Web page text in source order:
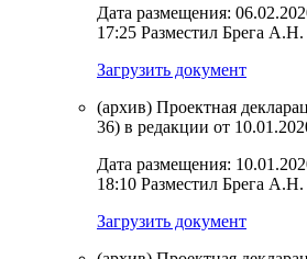
Дата размещения:
17:25 Разместил Брега А.Н.
Загрузить документ
(архив) Проектная
36) в редакции от
Дата размещения:
18:10 Разместил Брега А.Н.
Загрузить документ